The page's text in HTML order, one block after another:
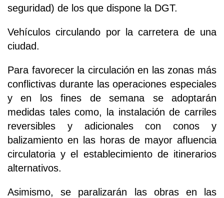
seguridad) de los que dispone la DGT.
Vehículos circulando por la carretera de una
ciudad.
Para favorecer la circulación en las zonas más
conflictivas durante las operaciones especiales
y en los fines de semana se adoptarán
medidas tales como, la instalación de carriles
reversibles y adicionales con conos y
balizamiento en las horas de mayor afluencia
circulatoria y el establecimiento de itinerarios
alternativos.
Asimismo, se paralizarán las obras en las